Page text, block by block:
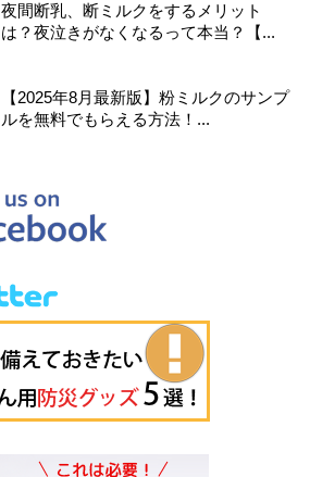
夜間断乳、断ミルクをするメリット
は？夜泣きがなくなるって本当？【...
【2025年8月最新版】粉ミルクのサンプ
ルを無料でもらえる方法！...